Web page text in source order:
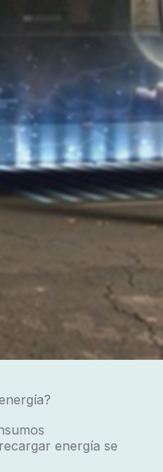
energía se